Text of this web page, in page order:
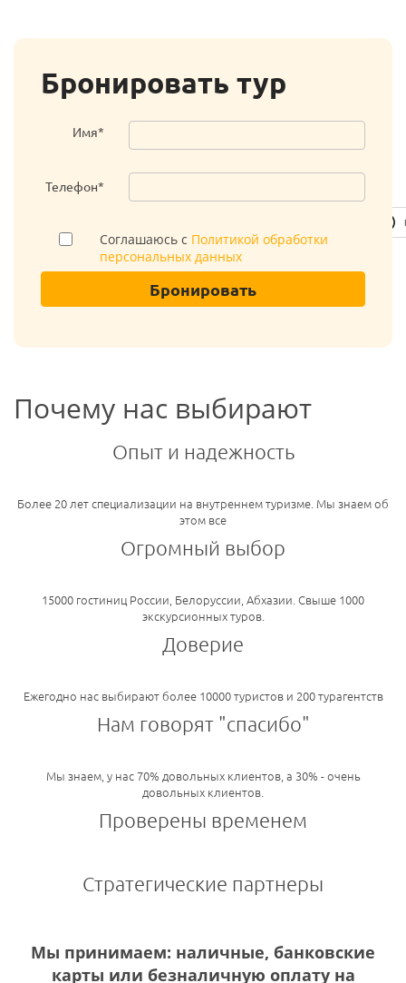
Бронировать тур
Имя*
Телефон*
Соглашаюсь с Политикой обработки
персональных данных
Бронировать
Почему нас выбирают
Опыт и надежность
Более 20 лет специализации на внутреннем туризме. Мы знаем об
этом все
Огромный выбор
15000 гостиниц России, Белоруссии, Абхазии. Свыше 1000
экскурсионных туров.
Доверие
Ежегодно нас выбирают более 10000 туристов и 200 турагентств
Нам говорят "спасибо"
Мы знаем, у нас 70% довольных клиентов, а 30% - очень
довольных клиентов.
Проверены временем
Стратегические партнеры
Мы принимаем: наличные, банковские
карты или безналичную оплату на